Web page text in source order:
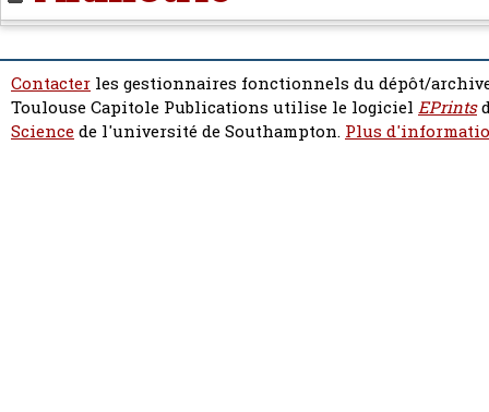
Contacter les gestionnaires fonctionnels du dépôt/
Toulouse Capitole Publications utilise le logiciel EPrints
Sciencede l'université de Southampton. Plus